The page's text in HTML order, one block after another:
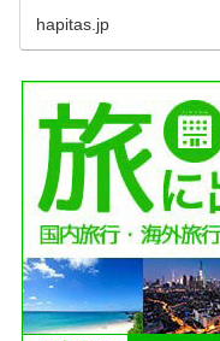
hapitas.jp